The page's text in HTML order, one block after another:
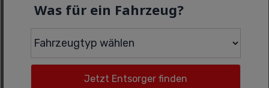
Was für ein Fahrzeug?